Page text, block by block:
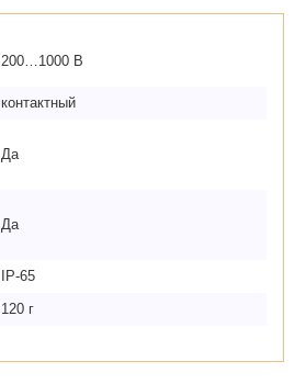
200…1000 В
контактный
Да
Да
IP-65
120 г